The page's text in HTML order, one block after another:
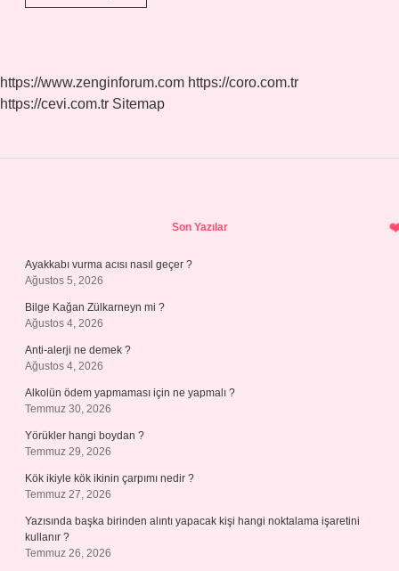
Kardeşler
https://www.zenginforum.com https://coro.com.tr
https://cevi.com.tr Sitemap
Son Yazılar
Ayakkabı vurma acısı nasıl geçer ?
Ağustos 5, 2026
Bilge Kağan Zülkarneyn mi ?
Ağustos 4, 2026
Anti-alerji ne demek ?
Ağustos 4, 2026
Alkolün ödem yapmaması için ne yapmalı ?
Temmuz 30, 2026
Yörükler hangi boydan ?
Temmuz 29, 2026
Kök ikiyle kök ikinin çarpımı nedir ?
Temmuz 27, 2026
Yazısında başka birinden alıntı yapacak kişi hangi noktalama işaretini
kullanır ?
Temmuz 26, 2026